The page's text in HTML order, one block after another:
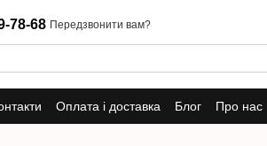
78-68 Передзвонити вам?
Оплата і доставка Блог Про нас